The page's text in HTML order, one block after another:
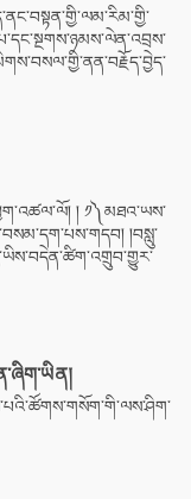
། ༡༽མཐའ་ཡས་
།བསླུ་